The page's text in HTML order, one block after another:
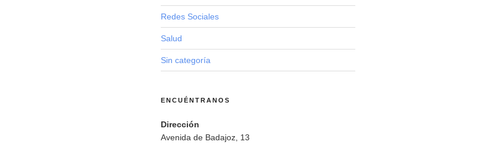
Redes Sociales
Salud
Sin categoría
ENCUÉNTRANOS
Dirección
Avenida de Badajoz, 13